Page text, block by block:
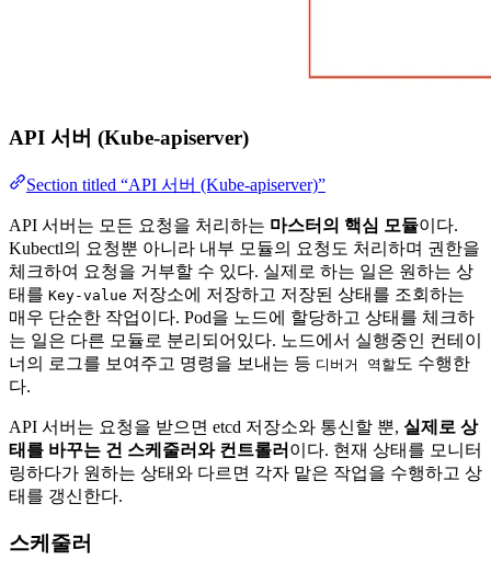
API 서버 (Kube-apiserver)
Section titled “API 서버 (Kube-apiserver)”
API 서버는 모든 요청을 처리하는 마스터의 핵심 모듈이다.
Kubectl의 요청뿐 아니라 내부 모듈의 요청도 처리하며 권한을
체크하여 요청을 거부할 수 있다. 실제로 하는 일은 원하는 상
태를 Key-value 저장소에 저장하고 저장된 상태를 조회하는
매우 단순한 작업이다. Pod을 노드에 할당하고 상태를 체크하
는 일은 다른 모듈로 분리되어있다. 노드에서 실행중인 컨테이
너의 로그를 보여주고 명령을 보내는 등 디버거 역할도 수행한
다.
API 서버는 요청을 받으면 etcd 저장소와 통신할 뿐, 실제로 상
태를 바꾸는 건 스케줄러와 컨트롤러 이다. 현재 상태를 모니터
링하다가 원하는 상태와 다르면 각자 맡은 작업을 수행하고 상
태를 갱신한다.
스케줄러